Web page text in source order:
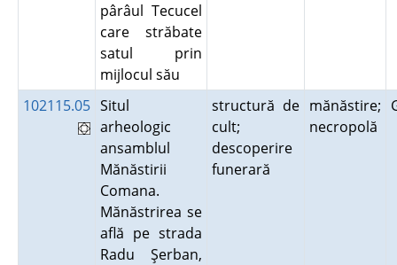
pârâul Tecucel
care străbate
satul prin
mijlocul său
102115.05 Situl
arheologic
ansamblul
Mănăstirii
Comana.
Mănăstrirea se
află pe strada
Radu Şerban,
structură de
cult;
descoperire
funerară
mănăstire;
necropolă